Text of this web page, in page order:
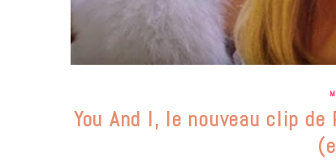
You And I, le nouveau clip